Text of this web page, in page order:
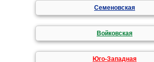
Семеновская
Войковская
Юго-Западная